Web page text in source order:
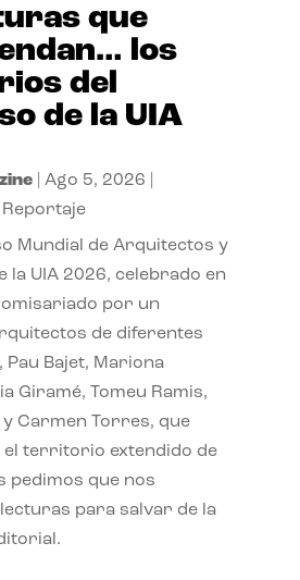
que
los
del
de la UIA
| Ago 5, 2026
Reportaje
Mundial de Arquitectos y
la UIA 2026, celebrado en
por un
de diferentes
Pau Bajet, Mariona
Giramé, Tomeu Ramis,
y Carmen Torres, que
el territorio extendido de
pedimos que nos
para salvar de la